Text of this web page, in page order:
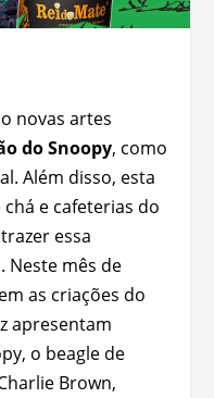
novas artes
do Snoopy, como
Além disso, esta
e cafeterias do
essa
Neste mês de
as criações do
apresentam
o beagle de
Brown,